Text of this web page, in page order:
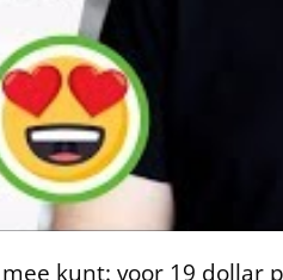
kunt: voor 19 dollar